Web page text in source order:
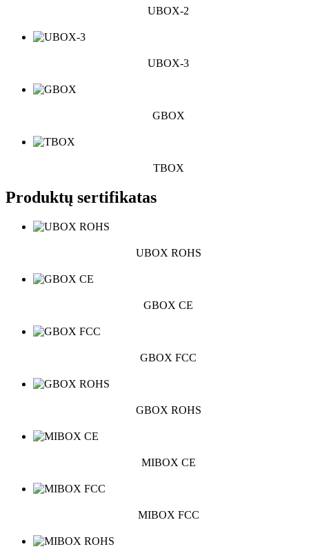
UBOX-2
UBOX-3
GBOX
TBOX
Produktų sertifikatas
UBOX ROHS
GBOX CE
GBOX FCC
GBOX ROHS
MIBOX CE
MIBOX FCC